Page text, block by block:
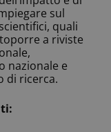
sul
quali
a riviste
nazionale e
di ricerca.